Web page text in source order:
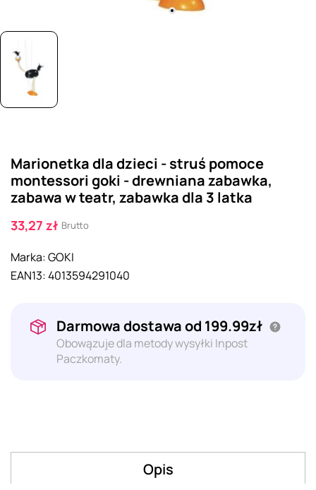
Marionetka dla dzieci - struś pomoce
montessori goki - drewniana zabawka,
zabawa w teatr, zabawka dla 3 latka
33,27 zł Brutto
Marka:GOKI
EAN13:4013594291040
Darmowa dostawa od 199.99zł
Obowązuje dla metody wysyłki Inpost
Paczkomaty.
Opis